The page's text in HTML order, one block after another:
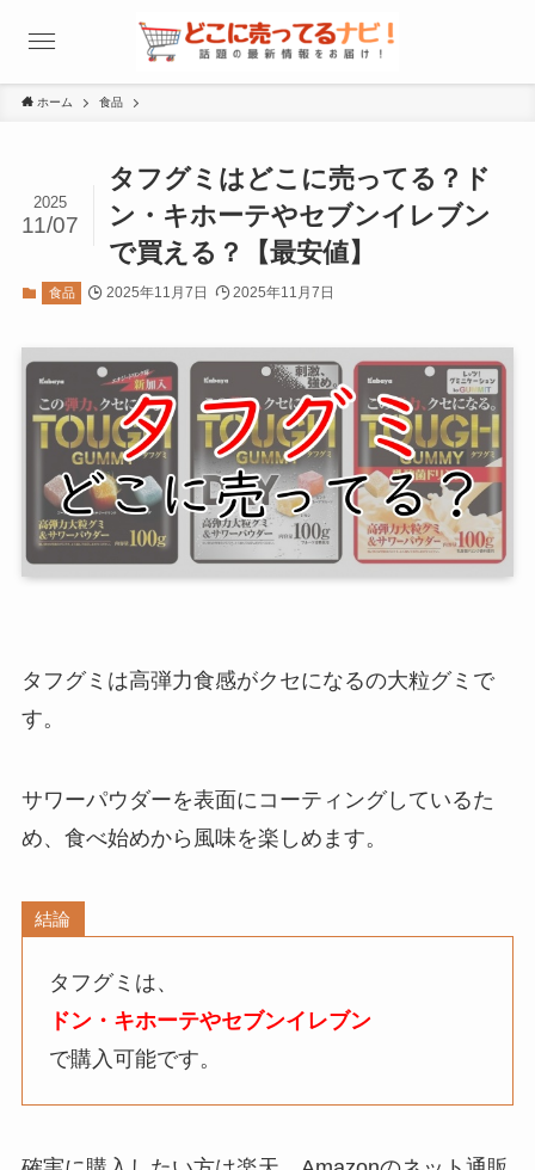
ホーム 食品
タフグミはどこに売ってる？ド
ン・キホーテやセブンイレブン
で買える？【最安値】
2025
11/07
食品 2025年11月7日 2025年11月7日
タフグミ は高弾力食感がクセになるの大粒グミで
す。
サワーパウダーを表面にコーティングしているた
め、食べ始めから風味を楽しめます。
結論
タフグミ は、
ドン・キホーテやセブンイレブン
で購入可能です。